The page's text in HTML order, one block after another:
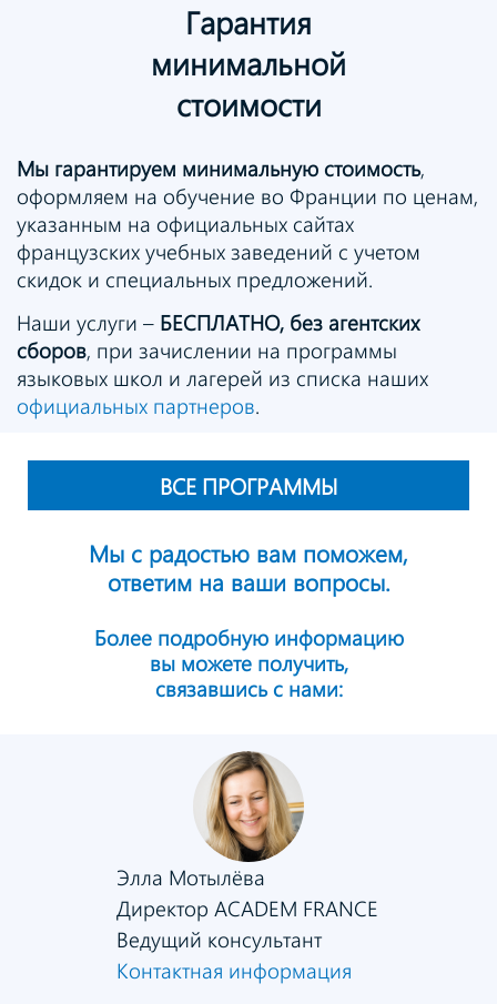
Гарантия
минимальной
стоимости
Мы гарантируем минимальную стоимость,
оформляем на обучение во Франции по ценам,
указанным на официальных сайтах
французских учебных заведений с учетом
скидок и специальных предложений.
Наши услуги – БЕСПЛАТНО, без агентских
сборов, при зачислении на программы
языковых школ и лагерей из списка наших
официальных партнеров.
ВСЕ ПРОГРАММЫ
Мы с радостью вам поможем,
ответим на ваши вопросы.
Более подробную информацию
вы можете получить,
связавшись с нами:
Элла Мотылёва
Директор ACADEM FRANCE
Ведущий консультант
Контактная информация